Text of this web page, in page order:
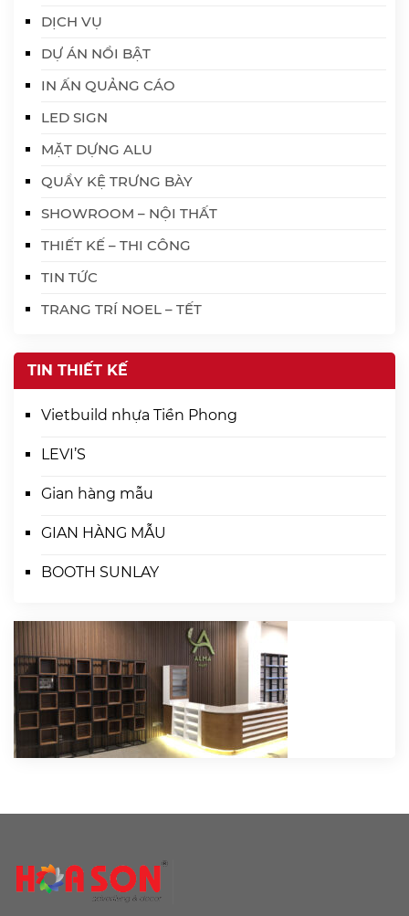
DỊCH VỤ
DỰ ÁN NỔI BẬT
IN ẤN QUẢNG CÁO
LED SIGN
MẶT DỰNG ALU
QUẦY KỆ TRƯNG BÀY
SHOWROOM – NỘI THẤT
THIẾT KẾ – THI CÔNG
TIN TỨC
TRANG TRÍ NOEL – TẾT
TIN THIẾT KẾ
Vietbuild nhựa Tiền Phong
LEVI’S
Gian hàng mẫu
GIAN HÀNG MẪU
BOOTH SUNLAY